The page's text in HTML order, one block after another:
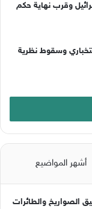
وقرب نهاية حكم
وسقوط نظرية
أشهر المواضيع
الصواريخ والطائرات